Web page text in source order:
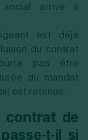
arrivé à
est déjà
du contrat
pas être
du mandat
est retenue.
contrat de
t-il si